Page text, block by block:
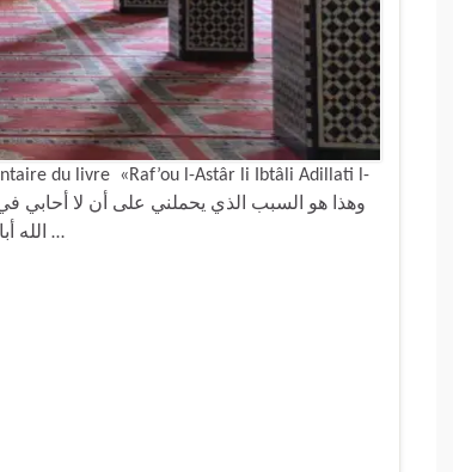
du livre «Raf’ou l-Astâr li Ibtâli Adillati l-
الله أبا، أو أداري في دين الله أحدا، فترانا هنا نرد على شيخ الإسلام ابن …